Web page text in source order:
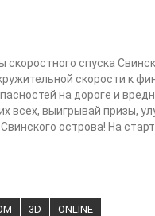
спуска
скорости к
на дороге и
всех, выигрывай призы,
острова! На
3D ONLINE